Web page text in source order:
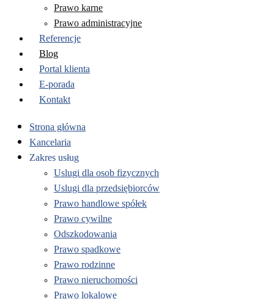
Prawo karne
Prawo administracyjne
Referencje
Blog
Portal klienta
E-porada
Kontakt
Strona główna
Kancelaria
Zakres usług
Uslugi dla osob fizycznych
Uslugi dla przedsiębiorców
Prawo handlowe spółek
Prawo cywilne
Odszkodowania
Prawo spadkowe
Prawo rodzinne
Prawo nieruchomości
Prawo lokalowe